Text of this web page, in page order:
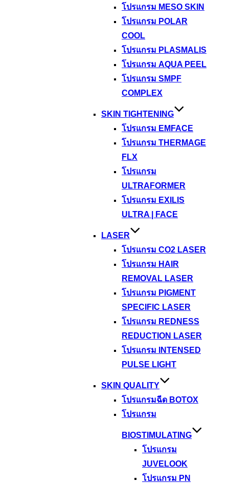
โปรแกรม MESO SKIN
โปรแกรม POLAR
COOL
โปรแกรม PLASMALIS
โปรแกรม AQUA PEEL
โปรแกรม SMPF
COMPLEX
SKIN TIGHTENING
โปรแกรม EMFACE
โปรแกรม THERMAGE
FLX
โปรแกรม
ULTRAFORMER
โปรแกรม EXILIS
ULTRA | FACE
LASER
โปรแกรม CO2 LASER
โปรแกรม HAIR
REMOVAL LASER
โปรแกรม PIGMENT
SPECIFIC LASER
โปรแกรม REDNESS
REDUCTION LASER
โปรแกรม INTENSED
PULSE LIGHT
SKIN QUALITY
โปรแกรมฉีด BOTOX
โปรแกรม
BIOSTIMULATING
โปรแกรม
JUVELOOK
โปรแกรม PN